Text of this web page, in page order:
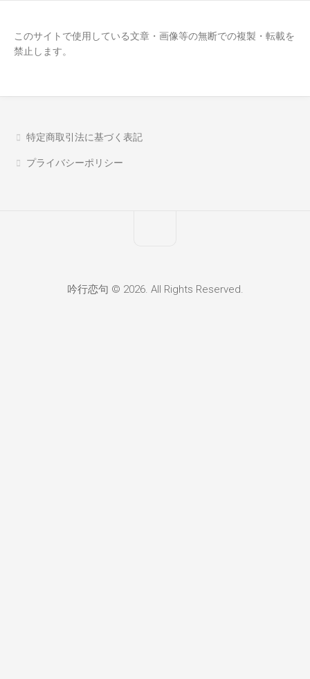
このサイトで使用している文章・画像等の無断での複製・転載を
禁止します。
特定商取引法に基づく表記
プライバシーポリシー
吟行恋句 © 2026. All Rights Reserved.